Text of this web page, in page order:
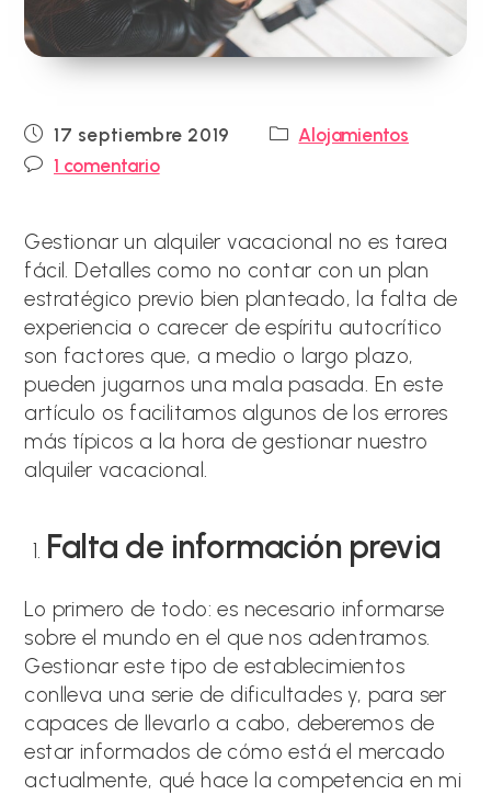
Publicación
de
la
17 septiembre 2019
Categoría
Alojamientos
Comentarios
1 comentario
Gestionar un alquiler vacacional no es tarea
fácil. Detalles como no contar con un plan
estratégico previo bien planteado, la falta de
experiencia o carecer de espíritu autocrítico
son factores que, a medio o largo plazo,
pueden jugarnos una mala pasada. En este
artículo os facilitamos algunos de los errores
más típicos a la hora de gestionar nuestro
alquiler vacacional.
Falta de información previa
Lo primero de todo: es necesario informarse
sobre el mundo en el que nos adentramos.
Gestionar este tipo de establecimientos
conlleva una serie de dificultades y, para ser
capaces de llevarlo a cabo, deberemos de
estar informados de cómo está el mercado
actualmente, qué hace la competencia en mi